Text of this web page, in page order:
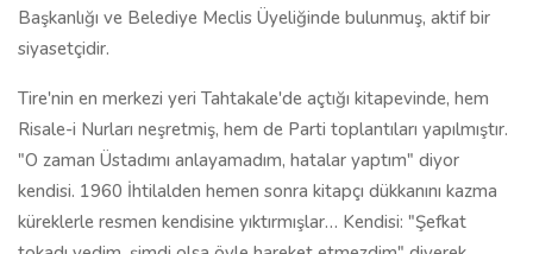
Başkanlığı ve Belediye Meclis Üyeliğinde bulunmuş, aktif bir
siyasetçidir.
Tire'nin en merkezi yeri Tahtakale'de açtığı kitapevinde, hem
Risale-i Nurları neşretmiş, hem de Parti toplantıları yapılmıştır.
"O zaman Üstadımı anlayamadım, hatalar yaptım" diyor
kendisi. 1960 İhtilalden hemen sonra kitapçı dükkanını kazma
küreklerle resmen kendisine yıktırmışlar… Kendisi: "Şefkat